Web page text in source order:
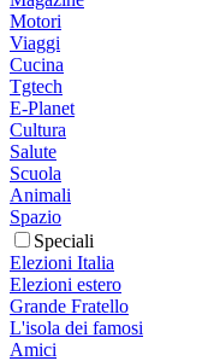
Motori
Viaggi
Cucina
Tgtech
E-Planet
Cultura
Salute
Scuola
Animali
Spazio
Speciali
Elezioni Italia
Elezioni estero
Grande Fratello
L'isola dei famosi
Amici